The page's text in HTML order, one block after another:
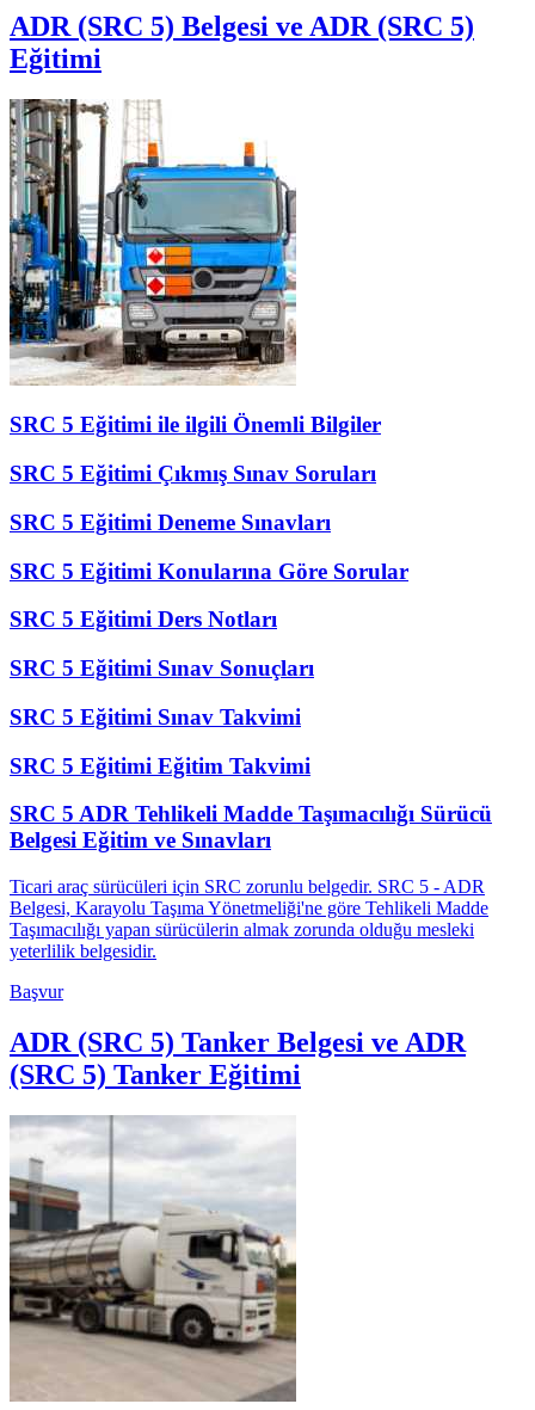
ADR (SRC 5) Belgesi ve ADR (SRC 5)
Eğitimi
SRC 5 Eğitimi ile ilgili Önemli Bilgiler
SRC 5 Eğitimi Çıkmış Sınav Soruları
SRC 5 Eğitimi Deneme Sınavları
SRC 5 Eğitimi Konularına Göre Sorular
SRC 5 Eğitimi Ders Notları
SRC 5 Eğitimi Sınav Sonuçları
SRC 5 Eğitimi Sınav Takvimi
SRC 5 Eğitimi Eğitim Takvimi
SRC 5 ADR Tehlikeli Madde Taşımacılığı Sürücü
Belgesi Eğitim ve Sınavları
Ticari araç sürücüleri için SRC zorunlu belgedir. SRC 5 - ADR
Belgesi, Karayolu Taşıma Yönetmeliği'ne göre Tehlikeli Madde
Taşımacılığı yapan sürücülerin almak zorunda olduğu mesleki
yeterlilik belgesidir.
Başvur
ADR (SRC 5) Tanker Belgesi ve ADR
(SRC 5) Tanker Eğitimi